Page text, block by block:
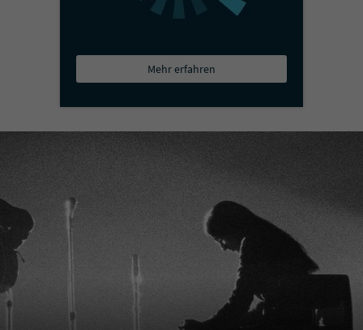
Mehr erfahren